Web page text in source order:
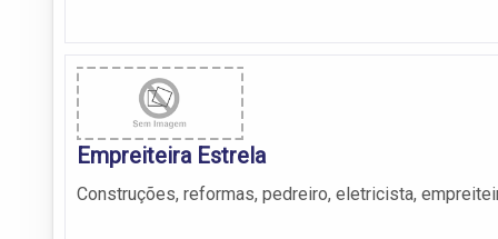
Empreiteira Estrela
Construções, reformas, pedreiro, eletricista,